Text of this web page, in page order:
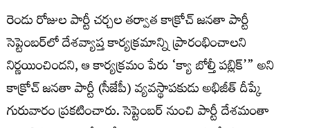
రెండు రోజుల పార్టీ చర్చల తర్వాత కాక్రోచ్ జనతా పార్టీ
సెప్టెంబర్‌లో దేశవ్యాప్త కార్యక్రమాన్ని ప్రారంభించాలని
నిర్ణయించిందని, ఆ కార్యక్రమం పేరు ‘క్యా బోల్తీ పబ్లిక్’” అని
కాక్రోచ్ జనతా పార్టీ (సీజేపీ) వ్యవస్థాపకుడు అభిజీత్ దీప్కే
గురువారం ప్రకటించారు. సెప్టెంబర్ నుంచి పార్టీ దేశమంతా